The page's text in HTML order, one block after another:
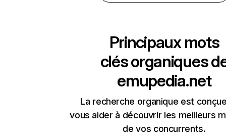
Principaux mots
clés organiques
emupedia.net
La recherche organique est
vous aider à découvrir les meilleurs
de vos concurrents.